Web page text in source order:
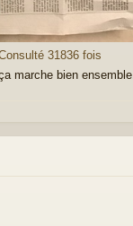
31836 fois
marche bien ensemble.